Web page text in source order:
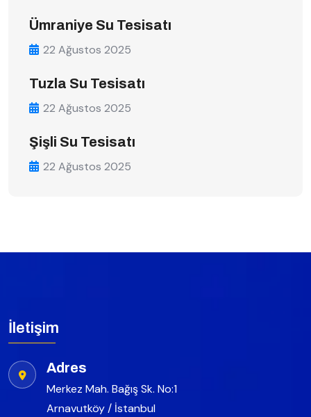
Ümraniye Su Tesisatı
22 Ağustos 2025
Tuzla Su Tesisatı
22 Ağustos 2025
Şişli Su Tesisatı
22 Ağustos 2025
İletişim
Adres
Merkez Mah. Bağış Sk. No:1
Arnavutköy / İstanbul